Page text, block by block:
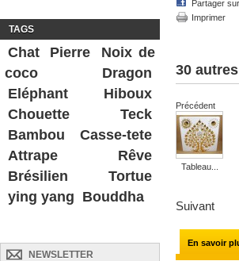
TAGS
Chat Pierre
Noix de
coco
Dragon
Eléphant
Hiboux
Chouette
Teck
Bambou
Casse-tete
Attrape Rêve
Brésilien
Tortue
ying yang Bouddha
NEWSLETTER
Partager
Imprimer
30
Précédent
Tableau...
Suivant
En savoir